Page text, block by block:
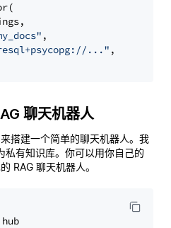
,
..." ,
聊天机器人
搭建一个简单的聊天机器人。我
私有知识库。你可以用你自己的
RAG 聊天机器人。